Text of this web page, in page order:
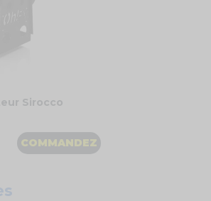
Sirocco
COMMANDEZ